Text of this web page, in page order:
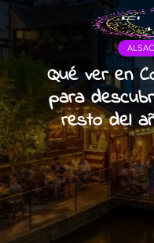
Qué ver en
para
resto del